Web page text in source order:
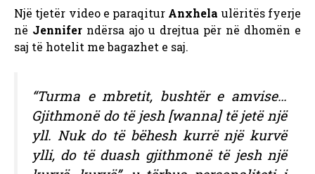
Një tjetër video e paraqitur Anxhela ulëritës fyerje
në Jennifer ndërsa ajo u drejtua për në dhomën e
saj të hotelit me bagazhet e saj.
“Turma e mbretit, bushtër e amvise…
Gjithmonë do të jesh [wanna] të jetë një
yll. Nuk do të bëhesh kurrë një kurvë
ylli, do të duash gjithmonë të jesh një